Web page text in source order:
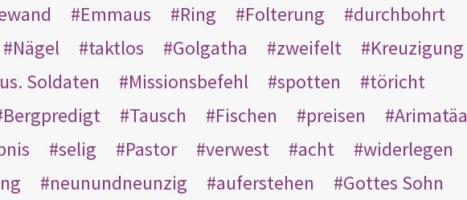
Emmaus Ring Folterung
durchbohrt
Nägel taktlos Golgatha zweifelt
Kreuzigung
Soldaten Missionsbefehl spotten
töricht
Bergpredigt Tausch Fischen preisen
Arimatäa
selig Pastor verwest acht
widerlegen
neunundneunzig auferstehen Gottes Sohn